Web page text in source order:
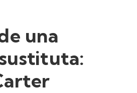
de Aprendizaje
Iniciar Sesión
una